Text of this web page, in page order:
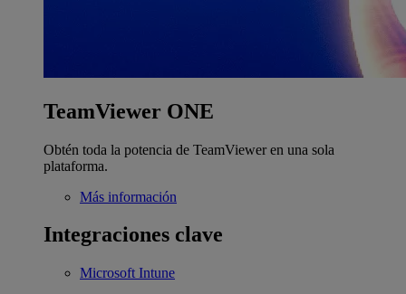
TeamViewer ONE
Obtén toda la potencia de TeamViewer en una sola
plataforma.
Más información
Integraciones clave
Microsoft Intune